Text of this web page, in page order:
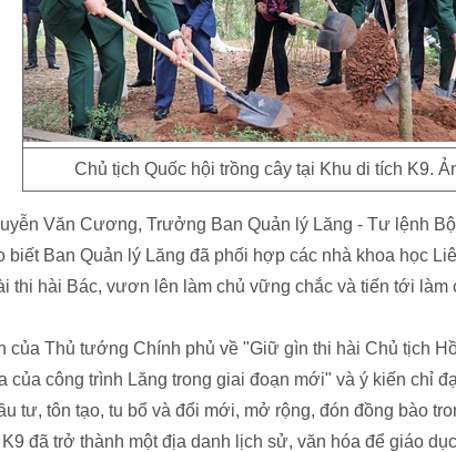
Chủ tịch Quốc hội trồng cây tại Khu di tích K9.
Văn Cương, Trưởng Ban Quản lý Lăng - Tư lệnh
biết Ban Quản lý Lăng đã phối hợp các nhà khoa học
thi hài Bác, vươn lên làm chủ vững chắc và tiến tới làm
của Thủ tướng Chính phủ về "Giữ gìn thi hài Chủ tịch
của công trình Lăng trong giai đoạn mới" và ý kiến chỉ
tư, tôn tạo, tu bổ và đổi mới, mở rộng, đón đồng bào
đã trở thành một địa danh lịch sử, văn hóa để giáo